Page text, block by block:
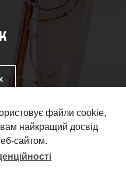
файли cookie,
найкращий досвід
сайтом.